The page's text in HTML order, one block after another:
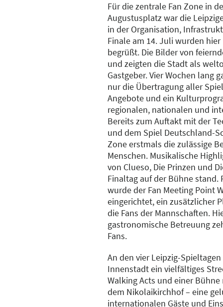
Für die zentrale Fan Zone in
Augustusplatz war die
in der Organisation,
Finale am 14. Juli wurden
begrüßt. Die Bilder von
und zeigten die Stadt als
Gastgeber. Vier Wochen lang
nur die Übertragung aller
Angebote und ein
regionalen, nationalen und
Bereits zum Auftakt mit der
und dem Spiel Deutschland-
Zone erstmals die zulässige
Menschen. Musikalische
von Clueso, Die Prinzen und
Finaltag auf der Bühne stand.
wurde der Fan Meeting Point
eingerichtet, ein zusätzlicher
die Fans der Mannschaften.
gastronomische Betreuung
Fans.
An den vier Leipzig-
Innenstadt ein vielfältiges
Walking Acts und einer
dem Nikolaikirchhof – eine
internationalen Gäste und